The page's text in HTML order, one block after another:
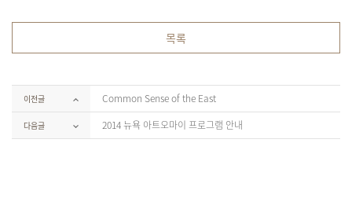
목록
이전글 Common Sense of the East
다음글 2014 뉴욕 아트오마이 프로그램 안내